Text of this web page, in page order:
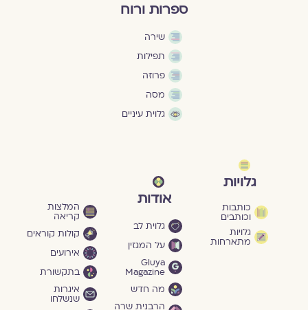
ספרות ורוח
שירה
תפילות
פרוזה
מסה
גלוית עיניים
גלויות
כותבות
וכותבים
גלויות
מתארחות
אודות
גלוית לב
על המגזין
Gluya
Magazine
מה חדש
הרבנית שרה
המלצות
קריאה
קולות קוראים
אירועים
בתקשורת
איגרות
שנשלחו